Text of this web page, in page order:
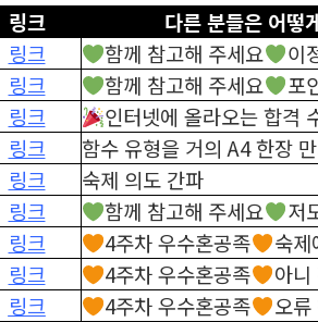
링크 다른 분들은 어떻
링크 함께 참고해 주세요
이
링크 함께 참고해 주세요
포
링크
인터넷에 올라오는 합격
링크
함수 유형을 거의 A4 한장
링크
숙제 의도 간파
링크 함께 참고해 주세요
저
링크 4주차 우수혼공족
숙
링크 4주차 우수혼공족
아
링크 4주차 우수혼공족 오